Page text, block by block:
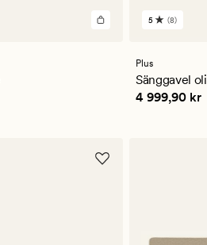
8
ett
betyg
på
5 (8)
Plus
Sänggavel
Pris 4
4 999,90 kr